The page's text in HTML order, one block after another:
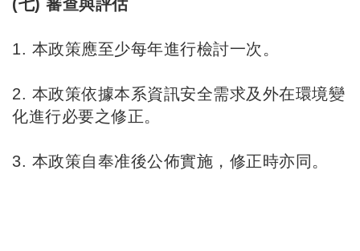
(七) 審查與評估
1. 本政策應至少每年進行檢討一次。
2. 本政策依據本系資訊安全需求及外在環境變
化進行必要之修正。
3. 本政策自奉准後公佈實施，修正時亦同。